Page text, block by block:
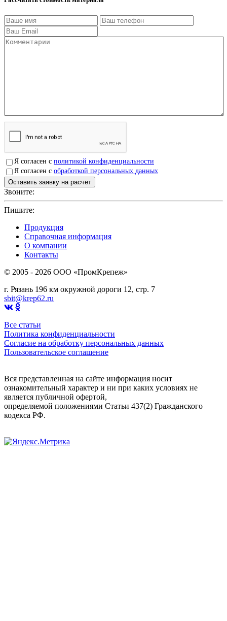
Я согласен с политикой конфиденциальности
Я согласен с обработкой персональных данных
Звоните:
Пишите:
Продукция
Справочная информация
О компании
Контакты
© 2005 - 2026 OOO «ПромКрепеж»
г. Рязань 196 км окружной дороги 12, стр. 7
sbit@krep62.ru
Все статьи
Политика конфиденциальности
Согласие на обработку персональных данных
Пользовательское соглашение
Вся представленная на сайте информация носит
ознакомительный характер и ни при каких условиях не
является публичной офертой,
определяемой положениями Статьи 437(2) Гражданского
кодекса РФ.